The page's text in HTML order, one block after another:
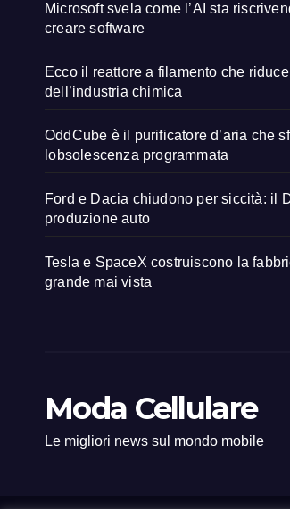
Microsoft svela come l’AI sta
creare software
Ecco il reattore a filamento che
dell’industria chimica
OddCube è il purificatore d’aria che
lobsolescenza programmata
Ford e Dacia chiudono per siccità: il
produzione auto
Tesla e SpaceX costruiscono la
grande mai vista
Moda Cellulare
Le migliori news sul mondo mobile